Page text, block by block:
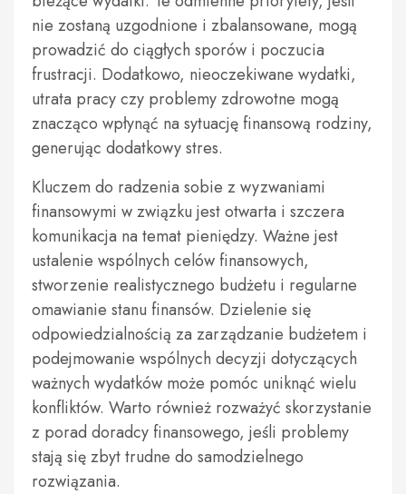
nie zostaną uzgodnione i zbalansowane, mogą
prowadzić do ciągłych sporów i poczucia
frustracji. Dodatkowo, nieoczekiwane wydatki,
utrata pracy czy problemy zdrowotne mogą
znacząco wpłynąć na sytuację finansową rodziny,
generując dodatkowy stres.
Kluczem do radzenia sobie z wyzwaniami
finansowymi w związku jest otwarta i szczera
komunikacja na temat pieniędzy. Ważne jest
ustalenie wspólnych celów finansowych,
stworzenie realistycznego budżetu i regularne
omawianie stanu finansów. Dzielenie się
odpowiedzialnością za zarządzanie budżetem i
podejmowanie wspólnych decyzji dotyczących
ważnych wydatków może pomóc uniknąć wielu
konfliktów. Warto również rozważyć skorzystanie
z porad doradcy finansowego, jeśli problemy
stają się zbyt trudne do samodzielnego
rozwiązania.